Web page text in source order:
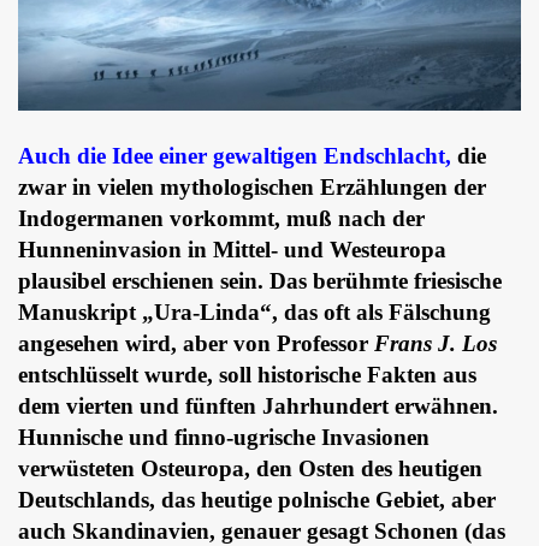
Auch die Idee einer gewaltigen Endschlacht, die
zwar in vielen mythologischen Erzählungen der
Indogermanen vorkommt, muß nach der
Hunneninvasion in Mittel- und Westeuropa
plausibel erschienen sein. Das berühmte friesische
Manuskript „Ura-Linda“, das oft als Fälschung
angesehen wird, aber von Professor Frans J. Los
entschlüsselt wurde, soll historische Fakten aus
dem vierten und fünften Jahrhundert erwähnen.
Hunnische und finno-ugrische Invasionen
verwüsteten Osteuropa, den Osten des heutigen
Deutschlands, das heutige polnische Gebiet, aber
auch Skandinavien, genauer gesagt Schonen (das